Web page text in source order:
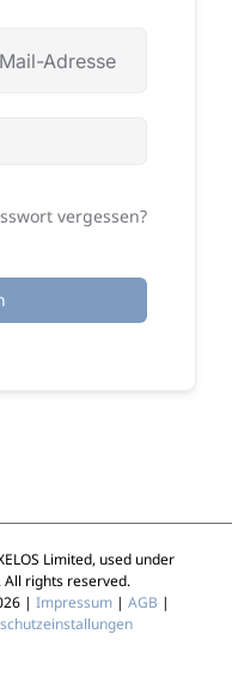
vergessen?
Limited, used under
All rights reserved.
| Impressum | AGB |